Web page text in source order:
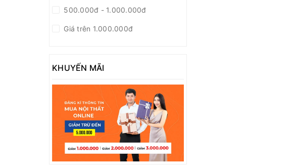
500.000đ - 1.000.000đ
Giá trên 1.000.000đ
KHUYẾN MÃI